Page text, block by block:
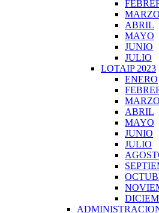
MARZO
ABRIL
MAYO
JUNIO
JULIO
LOTAIP 2023
ENERO
MARZO
ABRIL
MAYO
JUNIO
JULIO